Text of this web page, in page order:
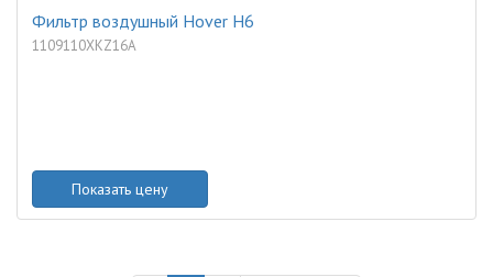
Фильтр воздушный Hover H6
1109110XKZ16A
Показать цену